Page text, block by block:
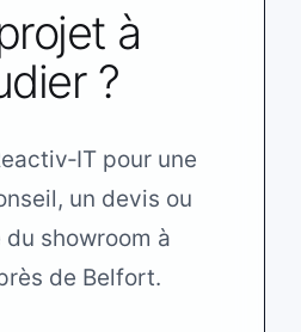
à
?
pour une
un devis ou
showroom à
de Belfort.